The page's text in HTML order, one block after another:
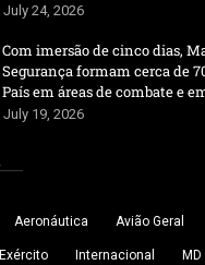
July 24, 2026
Com imersão de cinco dias,
Segurança formam cerca de
País em áreas de combate e
July 19, 2026
Aeronáutica Avião Geral
Exército Internacional MD